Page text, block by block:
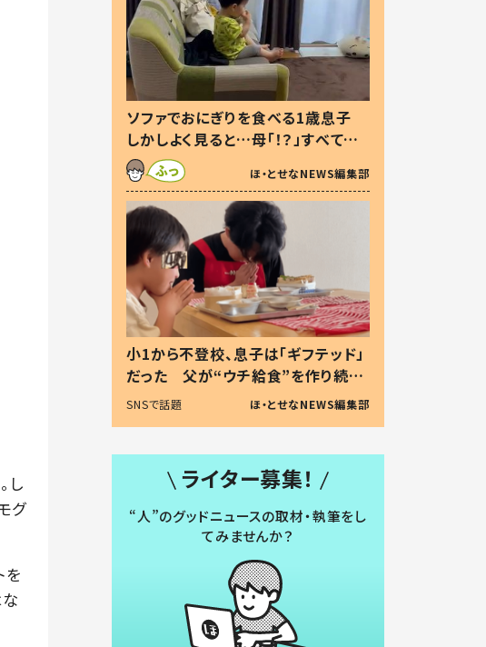
し
グ
を
ソファでおにぎりを食べる1歳息子
しかしよく見ると…母「！？」すべてを
察した母の投稿に「可愛いから許
す！」「現行犯〜」
ほ・とせなNEWS編集部
小1から不登校、息子は「ギフテッド」
だった 父が“ウチ給食”を作り続け
る理由とは #令和の親 #令和の子
SNSで話題 ほ・とせなNEWS編集部
ライター募集！
“人”のグッドニュースの取材・執筆をし
てみませんか？